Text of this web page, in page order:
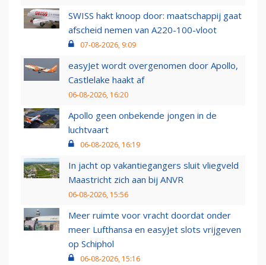
SWISS hakt knoop door: maatschappij gaat
afscheid nemen van A220-100-vloot
07-08-2026, 9:09
easyJet wordt overgenomen door Apollo,
Castlelake haakt af
06-08-2026, 16:20
Apollo geen onbekende jongen in de
luchtvaart
06-08-2026, 16:19
In jacht op vakantiegangers sluit vliegveld
Maastricht zich aan bij ANVR
06-08-2026, 15:56
Meer ruimte voor vracht doordat onder
meer Lufthansa en easyJet slots vrijgeven
op Schiphol
06-08-2026, 15:16